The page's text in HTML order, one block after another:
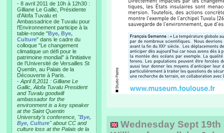
- 8 avril 2011 de 10h à 12h30 :
Gilliane Le Gallic, Présidente
d'Alofa Tuvalu et
Ambassadrice de Tuvalu pour
l'Environnement participe à la
table-ronde "Bye, Bye,
Culture" dans le cadre du
colloque "Le changement
climatique un défi pour le
patrimoine mondial" à l'initiative
de l'Université de Versailles St
Quentin, au Palais de la
Découverte à Paris.
- April 8,2011 : Gilliane Le
Gallic, Alofa Tuvalu President
and Tuvalu goodwill
ambassador for the
environment is a key speaker
at the Saint Quentin
University’s conference, "Bye,
Bye, Culture" about CC and
culture loss at the Palais de la
Wednesday Sept